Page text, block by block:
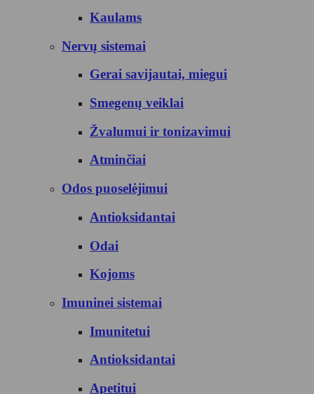
Kaulams
Nervų sistemai
Gerai savijautai, miegui
Smegenų veiklai
Žvalumui ir tonizavimui
Atminčiai
Odos puoselėjimui
Antioksidantai
Odai
Kojoms
Imuninei sistemai
Imunitetui
Antioksidantai
Apetitui